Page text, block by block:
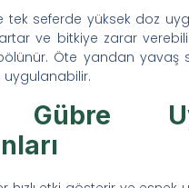
tek seferde yüksek doz
ve bitkiye zarar
Öte yandan yavaş
uygulanabilir.
Gübre